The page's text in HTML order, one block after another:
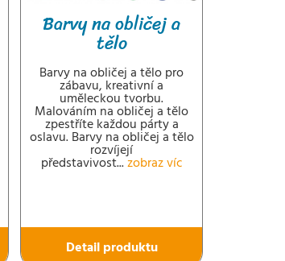
Barvy na obličej a
tělo
Barvy na obličej a tělo pro
zábavu, kreativní a
uměleckou tvorbu.
Malováním na obličej a tělo
zpestříte každou párty a
oslavu. Barvy na obličej a tělo
rozvíjejí
představivost... zobraz víc
Detail produktu